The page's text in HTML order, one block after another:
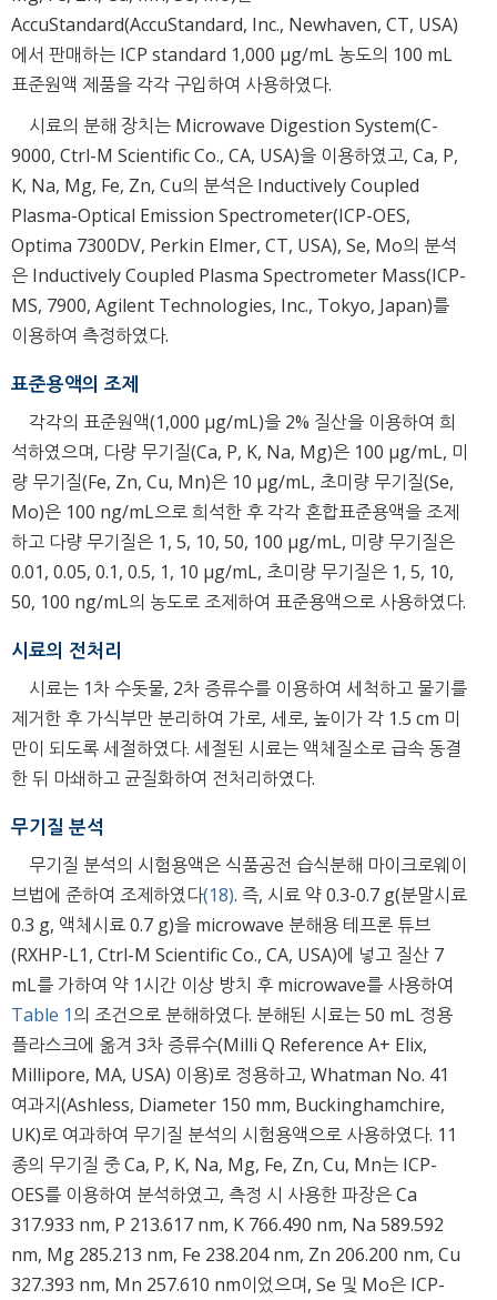
AccuStandard(AccuStandard, Inc., Newhaven, CT, USA)
에서 판매하는 ICP standard 1,000 μg/mL 농도의 100 mL
표준원액 제품을 각각 구입하여 사용하였다.
시료의 분해 장치는 Microwave Digestion System(C-
9000, Ctrl-M Scientific Co., CA, USA)을 이용하였고, Ca, P,
K, Na, Mg, Fe, Zn, Cu의 분석은 Inductively Coupled
Plasma-Optical Emission Spectrometer(ICP-OES,
Optima 7300DV, Perkin Elmer, CT, USA), Se, Mo의 분석
은 Inductively Coupled Plasma Spectrometer Mass(ICP-
MS, 7900, Agilent Technologies, Inc., Tokyo, Japan)를
이용하여 측정하였다.
표준용액의 조제
각각의 표준원액(1,000 μg/mL)을 2% 질산을 이용하여 희
석하였으며, 다량 무기질(Ca, P, K, Na, Mg)은 100 μg/mL, 미
량 무기질(Fe, Zn, Cu, Mn)은 10 μg/mL, 초미량 무기질(Se,
Mo)은 100 ng/mL으로 희석한 후 각각 혼합표준용액을 조제
하고 다량 무기질은 1, 5, 10, 50, 100 μg/mL, 미량 무기질은
0.01, 0.05, 0.1, 0.5, 1, 10 μg/mL, 초미량 무기질은 1, 5, 10,
50, 100 ng/mL의 농도로 조제하여 표준용액으로 사용하였다.
시료의 전처리
시료는 1차 수돗물, 2차 증류수를 이용하여 세척하고 물기를
제거한 후 가식부만 분리하여 가로, 세로, 높이가 각 1.5 cm 미
만이 되도록 세절하였다. 세절된 시료는 액체질소로 급속 동결
한 뒤 마쇄하고 균질화하여 전처리하였다.
무기질 분석
무기질 분석의 시험용액은 식품공전 습식분해 마이크로웨이
브법에 준하여 조제하였다(18). 즉, 시료 약 0.3-0.7 g(분말시료
0.3 g, 액체시료 0.7 g)을 microwave 분해용 테프론 튜브
(RXHP-L1, Ctrl-M Scientific Co., CA, USA)에 넣고 질산 7
mL를 가하여 약 1시간 이상 방치 후 microwave를 사용하여
Table 1의 조건으로 분해하였다. 분해된 시료는 50 mL 정용
플라스크에 옮겨 3차 증류수(Milli Q Reference A+ Elix,
Millipore, MA, USA) 이용)로 정용하고, Whatman No. 41
여과지(Ashless, Diameter 150 mm, Buckinghamchire,
UK)로 여과하여 무기질 분석의 시험용액으로 사용하였다. 11
종의 무기질 중 Ca, P, K, Na, Mg, Fe, Zn, Cu, Mn는 ICP-
OES를 이용하여 분석하였고, 측정 시 사용한 파장은 Ca
317.933 nm, P 213.617 nm, K 766.490 nm, Na 589.592
nm, Mg 285.213 nm, Fe 238.204 nm, Zn 206.200 nm, Cu
327.393 nm, Mn 257.610 nm이었으며, Se 및 Mo은 ICP-